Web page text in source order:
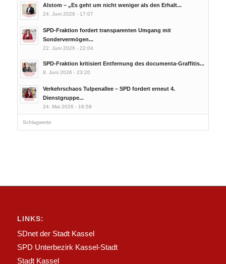
Alstom – „Es geht um nicht weniger als den Erhalt...
24. Juni 2026 - 17:07
SPD-Fraktion fordert transparenten Umgang mit
Sondervermögen...
22. Juni 2026 - 22:04
SPD-Fraktion kritisiert Entfernung des documenta-Graffitis...
8. Juni 2026 - 23:20
Verkehrschaos Tulpenallee – SPD fordert erneut 4.
Dienstgruppe...
24. Mai 2026 - 16:58
Schlagworte
LINKS:
SDnet der Stadt Kassel
SPD Unterbezirk Kassel-Stadt
Stadt Kassel